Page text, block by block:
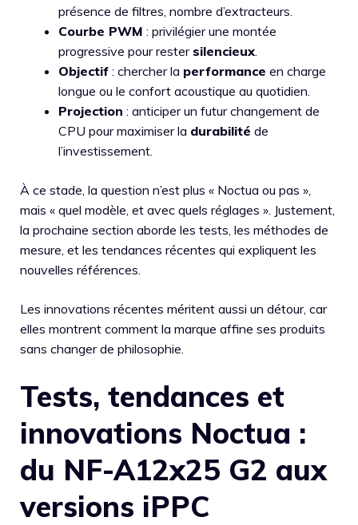
présence de filtres, nombre d’extracteurs.
Courbe PWM : privilégier une montée
progressive pour rester silencieux
Objectif : chercher la performance en charge
longue ou le confort acoustique au quotidien.
Projection : anticiper un futur changement de
CPU pour maximiser la durabilité de
l’investissement.
À ce stade, la question n’est plus « Noctua ou pas »,
mais « quel modèle, et avec quels réglages ». Justement,
la prochaine section aborde les tests, les méthodes de
mesure, et les tendances récentes qui expliquent les
nouvelles références.
Les innovations récentes méritent aussi un détour, car
elles montrent comment la marque affine ses produits
sans changer de philosophie.
Tests, tendances et
innovations Noctua :
du NF-A12x25 G2 aux
versions iPPC